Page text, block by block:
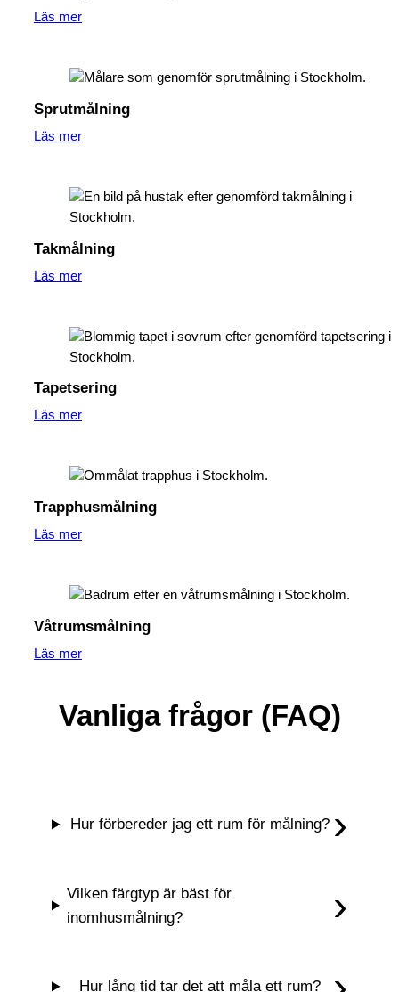
Läs mer
Sprutmålning
Läs mer
Takmålning
Läs mer
Tapetsering
Läs mer
Trapphusmålning
Läs mer
Våtrumsmålning
Läs mer
Vanliga frågor (FAQ)
Hur förbereder jag ett rum för målning?
Vilken färgtyp är bäst för
inomhusmålning?
Hur lång tid tar det att måla ett rum?